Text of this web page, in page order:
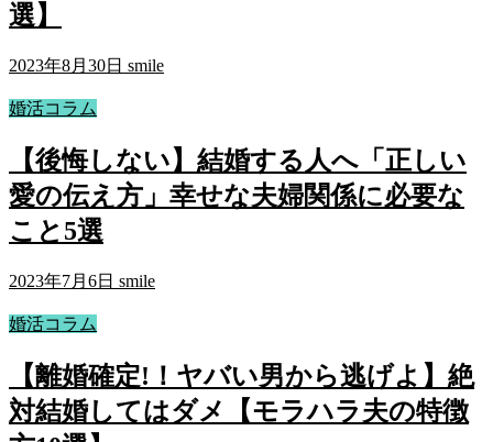
選】
2023年8月30日 smile
婚活コラム
【後悔しない】結婚する人へ「正しい
愛の伝え方」幸せな夫婦関係に必要な
こと5選
2023年7月6日 smile
婚活コラム
【離婚確定!！ヤバい男から逃げよ】絶
対結婚してはダメ【モラハラ夫の特徴